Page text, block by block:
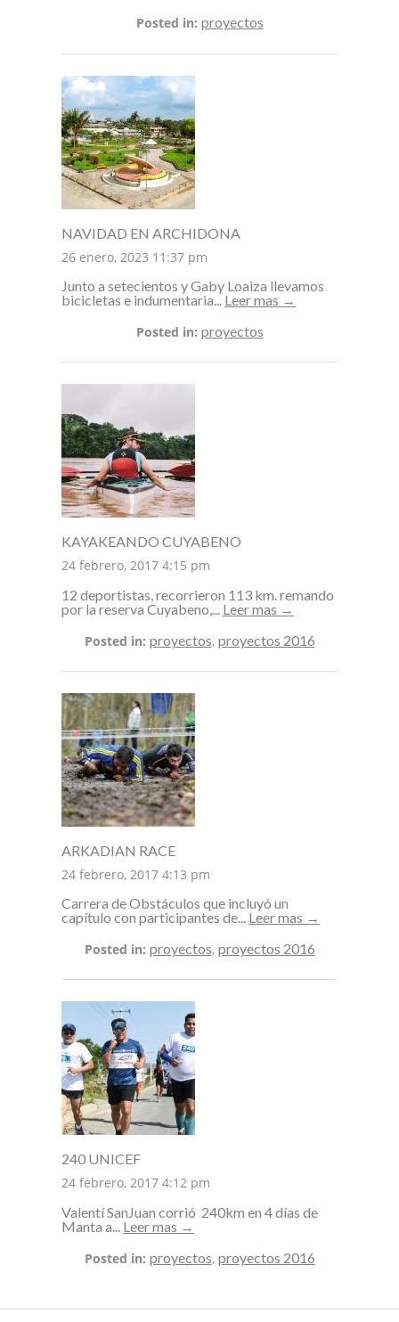
Posted in: proyectos
NAVIDAD EN ARCHIDONA
26 enero, 2023 11:37 pm
Junto a setecientos y Gaby Loaiza llevamos
bicicletas e indumentaria... Leer mas →
Posted in: proyectos
KAYAKEANDO CUYABENO
24 febrero, 2017 4:15 pm
12 deportistas, recorrieron 113 km. remando
por la reserva Cuyabeno,... Leer mas →
Posted in: proyectos, proyectos 2016
ARKADIAN RACE
24 febrero, 2017 4:13 pm
Carrera de Obstáculos que incluyó un
capítulo con participantes de... Leer mas →
Posted in: proyectos, proyectos 2016
240 UNICEF
24 febrero, 2017 4:12 pm
Valentí SanJuan corrió 240km en 4 días de
Manta a... Leer mas →
Posted in: proyectos, proyectos 2016